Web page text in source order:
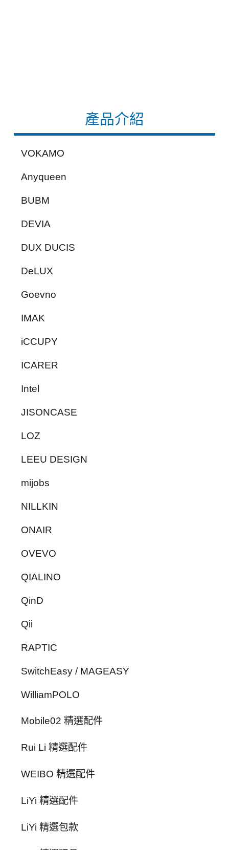
產品介紹
VOKAMO
Anyqueen
BUBM
DEVIA
DUX DUCIS
DeLUX
Goevno
IMAK
iCCUPY
ICARER
Intel
JISONCASE
LOZ
LEEU DESIGN
mijobs
NILLKIN
ONAIR
OVEVO
QIALINO
QinD
Qii
RAPTIC
SwitchEasy / MAGEASY
WilliamPOLO
Mobile02 精選配件
Rui Li 精選配件
WEIBO 精選配件
LiYi 精選配件
LiYi 精選包款